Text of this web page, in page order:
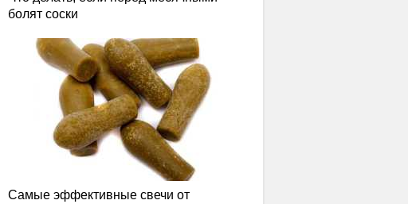
болят соски
Самые эффективные свечи от